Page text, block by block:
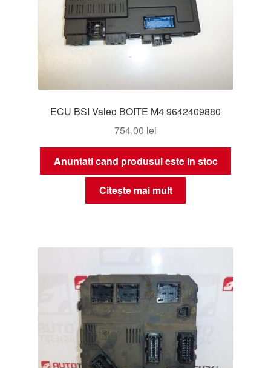
ECU BSI Valeo BOITE M4 9642409880
754,00 lei
Anuntati cand produsul este in stoc
Citește mai mult